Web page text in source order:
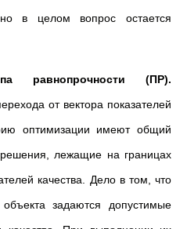
в целом вопрос остается
равнопрочности (ПР).
от вектора показателей
оптимизации имеют общий
решения, лежащие на границах
качества. Дело в том, что
задаются допустимые